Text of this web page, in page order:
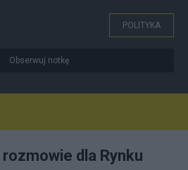
POLITYKA
Obserwuj notkę
dla Rynku